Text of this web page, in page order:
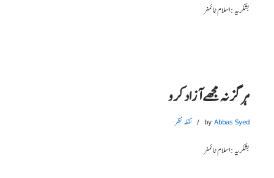
بشکریہ : اسلام ٹائمز
ہرگز نہ مجھے آزاد کرو
by Abbas Syed نقطہ نظر
بشکریہ : اسلام ٹائمز